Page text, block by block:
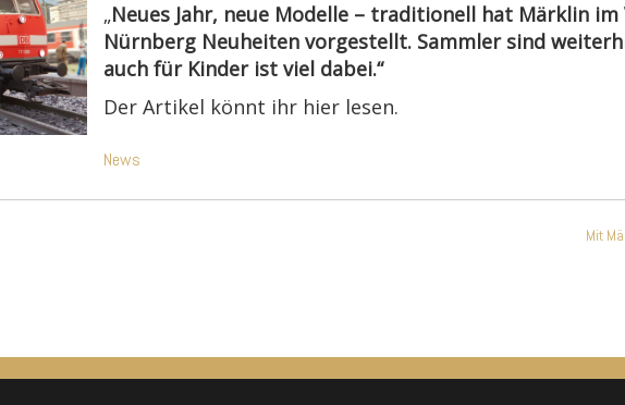
„Neues Jahr, neue Modelle – traditionell hat Märklin
Nürnberg Neuheiten vorgestellt. Sammler sind
auch für Kinder ist viel dabei.“
Der Artikel könnt ihr hier lesen.
News
Mit